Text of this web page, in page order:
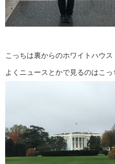
こっちは裏からのホワイトハウス
よくニュースとかで見るのはこ